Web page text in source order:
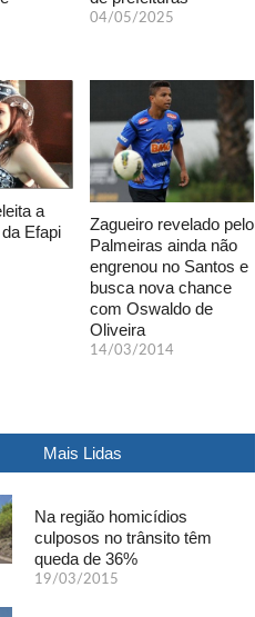
04/05/2025
a
Efapi
Zagueiro revelado pelo
Palmeiras ainda não
engrenou no Santos e
busca nova chance
com Oswaldo de
Oliveira
14/03/2014
Mais Lidas
Na região homicídios
culposos no trânsito têm
queda de 36%
19/03/2015